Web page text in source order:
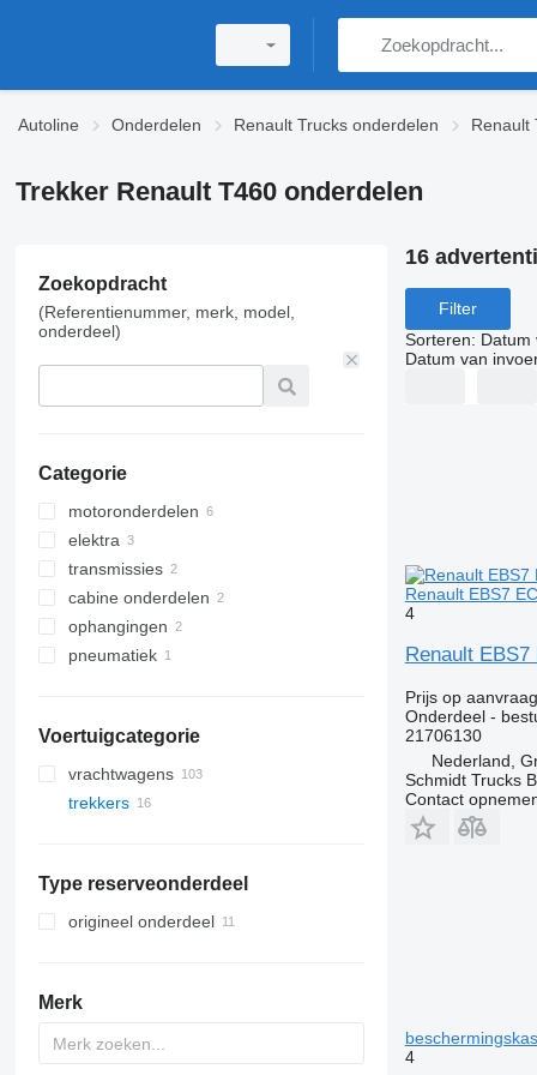
Autoline Onderdelen Renault Trucks onderdelen Renault
Trekker Renault T460 onderdelen
Zoekopdracht
(Referentienummer, merk, model,
onderdeel)
Categorie
motoronderdelen
motoren
elektra
beschermingskasten
besturingseenheiden
andere elektrische onderdelen
transmissies
versnellingsbak
cabine onderdelen
cabines
ophangingen
assen
pneumatiek
Voertuigcategorie
vrachtwagens
trekkers
Type reserveonderdeel
origineel onderdeel
Merk
16
Filter
Sorteren: Datum
Datum van
Renault EBS7
4
Renault
Prijs op aanvraag
Onderdeel -
21706130
Nederland,
Schmidt Trucks
Contact
4